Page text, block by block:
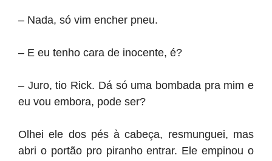
– Nada, só vim encher pneu.
– E eu tenho cara de inocente, é?
– Juro, tio Rick. Dá só uma bombada pra mim e
eu vou embora, pode ser?
Olhei ele dos pés à cabeça, resmunguei, mas
abri o portão pro piranho entrar. Ele empinou o